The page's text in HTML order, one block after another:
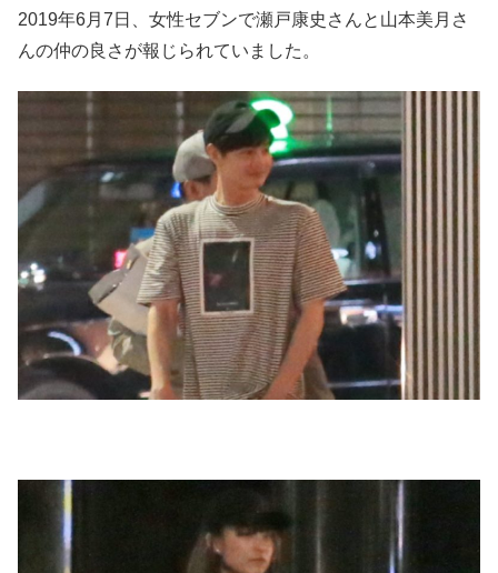
2019年6月7日、女性セブンで瀬戸康史さんと山本美月さ
んの仲の良さが報じられていました。